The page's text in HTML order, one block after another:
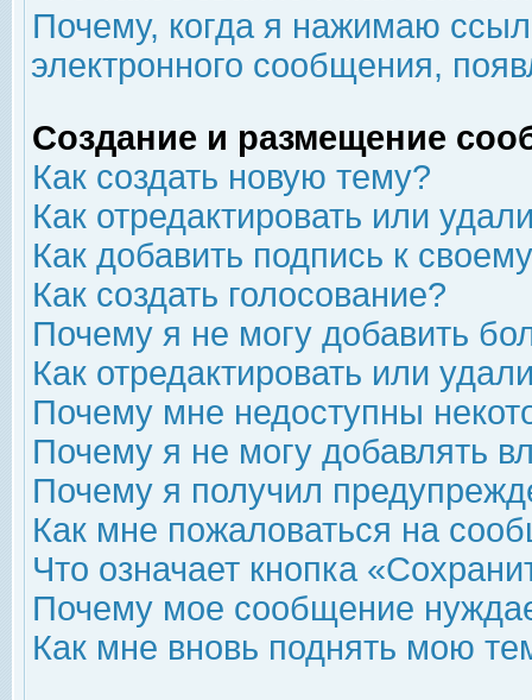
Почему, когда я нажимаю
электронного сообщения,
Создание и размещение
Как создать новую тему?
Как отредактировать или
Как добавить подпись к
Как создать голосование?
Почему я не могу добавить
Как отредактировать или
Почему мне недоступны
Почему я не могу добавлять
Почему я получил
Как мне пожаловаться на
Что означает кнопка
Почему мое сообщение
Как мне вновь поднять мою